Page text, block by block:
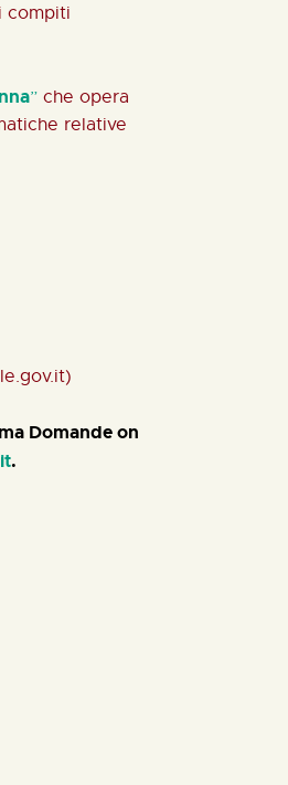
compiti
” che opera
relative
Domande on
.